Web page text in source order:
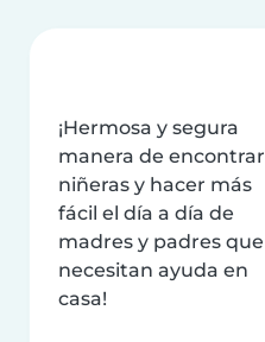
¡Hermosa y segura
manera de encontrar
niñeras y hacer más
fácil el día a día de
madres y padres que
necesitan ayuda en
casa!